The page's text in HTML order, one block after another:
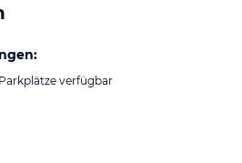
Parkplätze verfügbar